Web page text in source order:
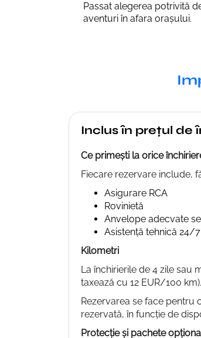
Passat alegerea potrivită
aventuri în afara orașului.
Inclus în prețul de
Ce primești la orice
Fiecare rezervare include,
Asigurare RCA
Rovinietă
Anvelope adecvate
Asistență tehnică 24/7
Kilometri
La închirierile de 4 zile sau
taxează cu 12 EUR/100 km).
Rezervarea se face pentru
rezervată, în funcție de
Protecție și pachete